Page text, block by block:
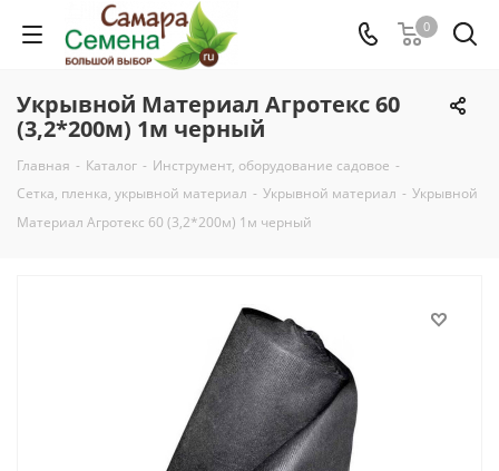
0
Укрывной Материал Агротекс 60
(3,2*200м) 1м черный
Главная - Каталог - Инструмент, оборудование садовое -
Сетка, пленка, укрывной материал - Укрывной материал - Укрывной
Материал Агротекс 60 (3,2*200м) 1м черный